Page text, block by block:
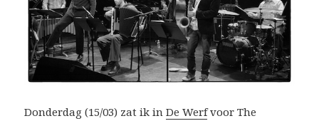
Donderdag (15/03) zat ik inDe Werfvoor The